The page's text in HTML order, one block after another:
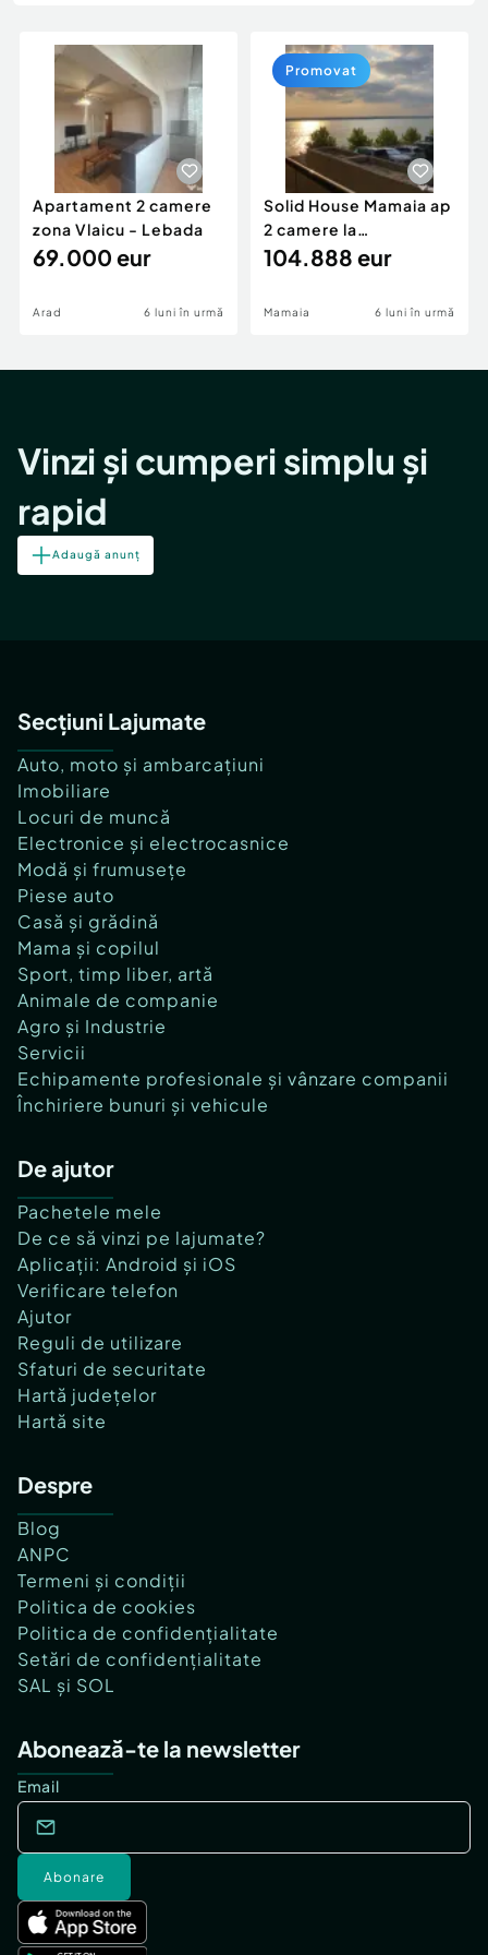
Animale de companie
Afaceri și echipamente profesionale
Inchiriere Bunuri si Vehicule
Piese auto si accesorii
Dacia Duster
Apartament 2 camere
zona Vlaicu - Lebada
69.000 eur
Arad 6 luni în urmă
Solid House Mamaia ap
2 camere la
cheie,langa Mega
104.888 eur
Mamaia 6 luni în urmă
Promovat
Vinzi și cumperi simplu și
rapid
Adaugă anunț
Secțiuni Lajumate
Auto, moto și ambarcațiuni
Imobiliare
Locuri de muncă
Electronice și electrocasnice
Modă și frumusețe
Piese auto
Casă și grădină
Mama și copilul
Sport, timp liber, artă
Animale de companie
Agro și Industrie
Servicii
Echipamente profesionale și vânzare companii
Închiriere bunuri și vehicule
De ajutor
Pachetele mele
De ce să vinzi pe lajumate?
Aplicații: Android și iOS
Verificare telefon
Ajutor
Reguli de utilizare
Sfaturi de securitate
Hartă județelor
Hartă site
Despre
Blog
ANPC
Termeni și condiții
Politica de cookies
Politica de confidențialitate
Setări de confidențialitate
SAL și SOL
Abonează-te la newsletter
Email
Abonare